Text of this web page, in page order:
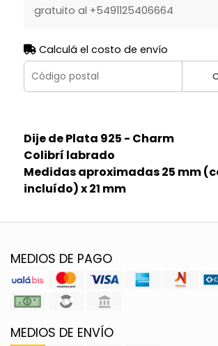
gratuito al +5491125406664
Calculá el costo de envío
Dije de Plata 925 - Charm
Colibrí labrado
Medidas aproximadas 25 mm
incluído) x 21 mm
MEDIOS DE PAGO
MEDIOS DE ENVÍO